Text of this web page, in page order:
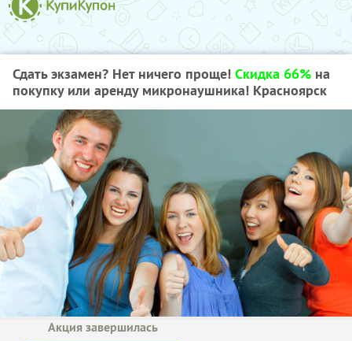
Сдать экзамен? Нет ничего проще! Скидка 66% на
покупку или аренду микронаушника! Красноярск
Акция завершилась